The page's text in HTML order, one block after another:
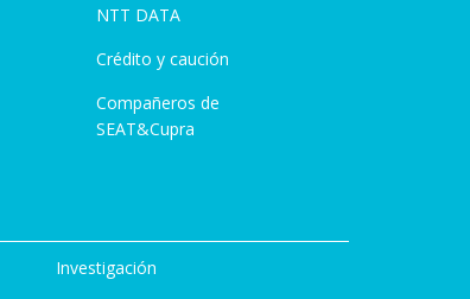
NTT DATA
Crédito y caución
Compañeros de
SEAT&Cupra
Investigación